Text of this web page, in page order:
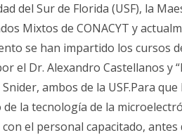
del Sur de Florida (USF), la
Mixtos de CONACYT y
se han impartido los cursos
el Dr. Alexandro Castellanos y
ambos de la USF.Para
la tecnología de la
el personal capacitado, antes